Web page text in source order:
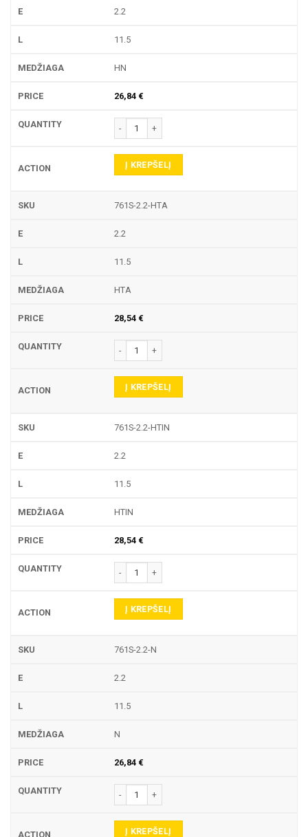
2.2
11.5
HN
26,84 €
produkto kiekis: 761S TEKINIMO PLOKŠTELĖ
Į KREPŠELĮ
761S-2.2-HTA
2.2
11.5
HTA
28,54 €
produkto kiekis: 761S TEKINIMO PLOKŠTELĖ
Į KREPŠELĮ
761S-2.2-HTIN
2.2
11.5
HTIN
28,54 €
produkto kiekis: 761S TEKINIMO PLOKŠTELĖ
Į KREPŠELĮ
761S-2.2-N
2.2
11.5
N
26,84 €
produkto kiekis: 761S TEKINIMO PLOKŠTELĖ
Į KREPŠELĮ